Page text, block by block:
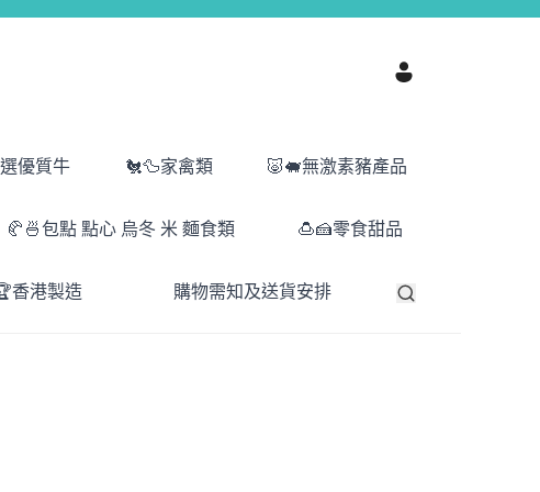
優質牛 🐔🦆家禽類 🐷🐖無激素豬產品
🥐🍜包點 點心 烏冬 米 麵食類 🍮🍰零食甜品
香港製造 購物需知及送貨安排